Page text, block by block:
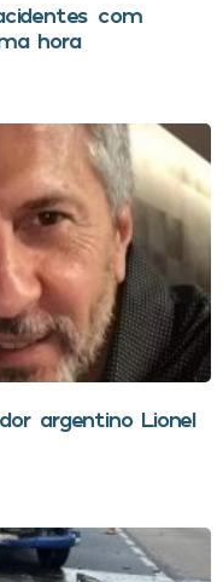
com
hora
argentino Lionel